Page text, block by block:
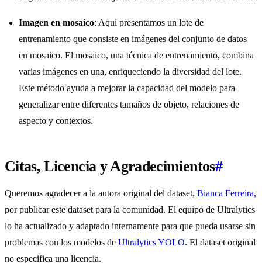
Imagen en mosaico: Aquí presentamos un lote de
entrenamiento que consiste en imágenes del conjunto de datos
en mosaico. El mosaico, una técnica de entrenamiento, combina
varias imágenes en una, enriqueciendo la diversidad del lote.
Este método ayuda a mejorar la capacidad del modelo para
generalizar entre diferentes tamaños de objeto, relaciones de
aspecto y contextos.
Citas, Licencia y Agradecimientos#
Queremos agradecer a la autora original del dataset, Bianca Ferreira,
por publicar este dataset para la comunidad. El equipo de Ultralytics
lo ha actualizado y adaptado internamente para que pueda usarse sin
problemas con los modelos de Ultralytics YOLO. El dataset original
no especifica una licencia.